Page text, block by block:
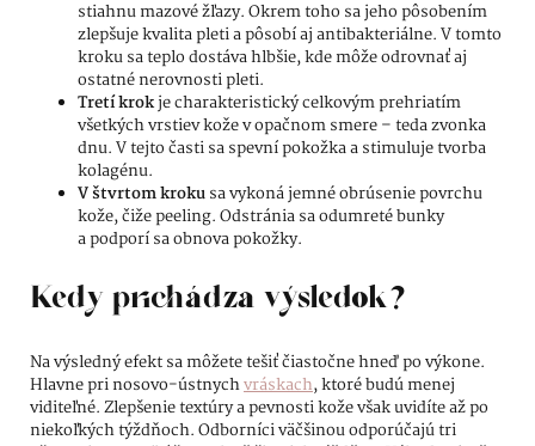
stiahnu mazové žľazy. Okrem toho sa jeho pôsobením
zlepšuje kvalita pleti a pôsobí aj antibakteriálne. V tomto
kroku sa teplo dostáva hlbšie, kde môže odrovnať aj
ostatné nerovnosti pleti.
Tretí krokje charakteristický celkovým prehriatím
všetkých vrstiev kože v opačnom smere – teda zvonka
dnu. V tejto časti sa spevní pokožka a stimuluje tvorba
kolagénu.
V štvrtom krokusa vykoná jemné obrúsenie povrchu
kože, čiže peeling. Odstránia sa odumreté bunky
a podporí sa obnova pokožky.
Kedy prichádza výsledok?
Na výsledný efekt sa môžete tešiť čiastočne hneď po výkone.
Hlavne pri nosovo-ústnychvráskach, ktoré budú menej
viditeľné. Zlepšenie textúry a pevnosti kože však uvidíte až po
niekoľkých týždňoch. Odborníci väčšinou odporúčajú tri